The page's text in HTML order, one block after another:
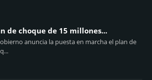
de choque de 15 millones...
anuncia la puesta en marcha el plan de